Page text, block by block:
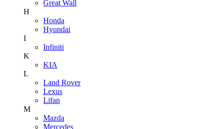
Great Wall
H
Honda
Hyundai
I
Infiniti
K
KIA
L
Land Rover
Lexus
Lifan
M
Mazda
Mercedes